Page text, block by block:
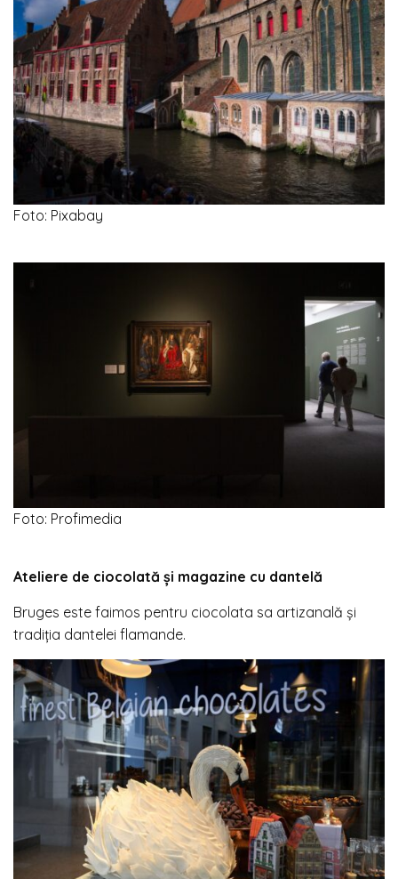
Foto: Pixabay
Foto: Profimedia
Ateliere de ciocolată și magazine cu dantelă
Bruges este faimos pentru ciocolata sa artizanală și
tradiția dantelei flamande.